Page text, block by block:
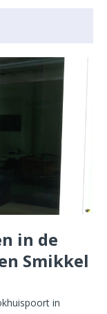
in de
Smikkel
in